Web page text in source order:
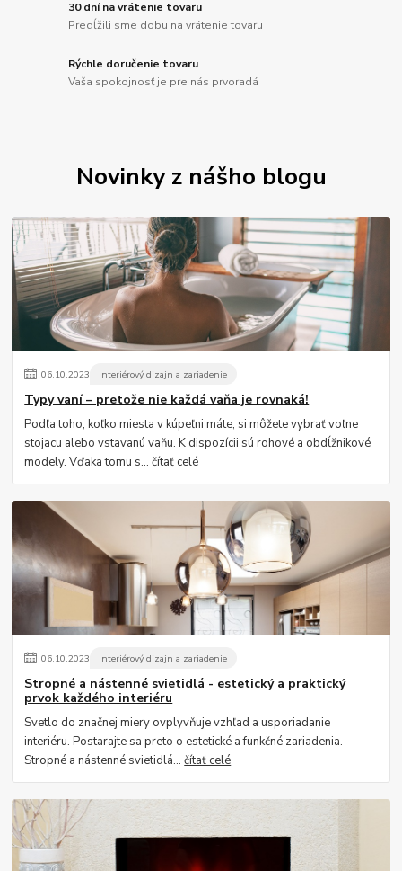
30 dní na vrátenie tovaru
Predĺžili sme dobu na vrátenie tovaru
Rýchle doručenie tovaru
Vaša spokojnosť je pre nás prvoradá
Novinky z nášho blogu
06.10.2023 Interiérový dizajn a zariadenie
Typy vaní – pretože nie každá vaňa je rovnaká!
Podľa toho, koľko miesta v kúpeľni máte, si môžete vybrať voľne
stojacu alebo vstavanú vaňu. K dispozícii sú rohové a obdĺžnikové
modely. Vďaka tomu s...čítať celé
06.10.2023 Interiérový dizajn a zariadenie
Stropné a nástenné svietidlá - estetický a praktický
prvok každého interiéru
Svetlo do značnej miery ovplyvňuje vzhľad a usporiadanie
interiéru. Postarajte sa preto o estetické a funkčné zariadenia.
Stropné a nástenné svietidlá...čítať celé